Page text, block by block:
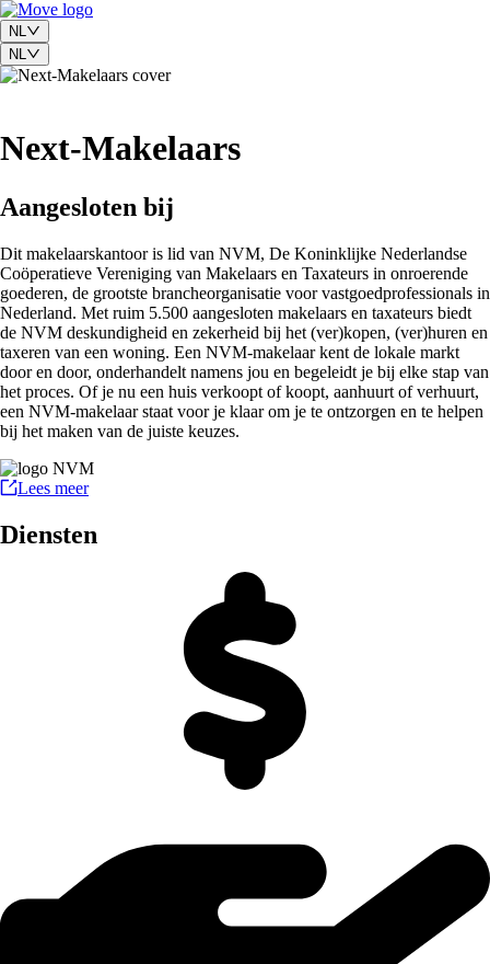
NL
NL
Next-Makelaars
Aangesloten bij
Dit makelaarskantoor is lid van NVM, De Koninklijke Nederlandse
Coöperatieve Vereniging van Makelaars en Taxateurs in onroerende
goederen, de grootste brancheorganisatie voor vastgoedprofessionals in
Nederland. Met ruim 5.500 aangesloten makelaars en taxateurs biedt
de NVM deskundigheid en zekerheid bij het (ver)kopen, (ver)huren en
taxeren van een woning. Een NVM-makelaar kent de lokale markt
door en door, onderhandelt namens jou en begeleidt je bij elke stap van
het proces. Of je nu een huis verkoopt of koopt, aanhuurt of verhuurt,
een NVM-makelaar staat voor je klaar om je te ontzorgen en te helpen
bij het maken van de juiste keuzes.
Lees meer
Diensten